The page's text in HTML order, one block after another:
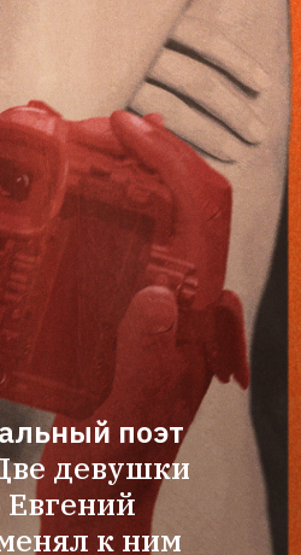
поэт
девушки
Евгений
к ним